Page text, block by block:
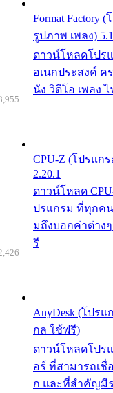
Format Factory
รูปภาพ เพลง)
ดาวน์โหลดโปรแ
อเนกประสงค์ ค
นัง วิดีโอ เพลง
CPU-Z (โปรแก
2.20.1
ดาวน์โหลด
ปรแกรม ที่ทุกคน
มถึงบอกค่าต่าง
รี
AnyDesk (โปร
กล ใช้ฟรี)
ดาวน์โหลดโปร
อร์ ที่สามารถเชื่
ก และที่สำคัญมี